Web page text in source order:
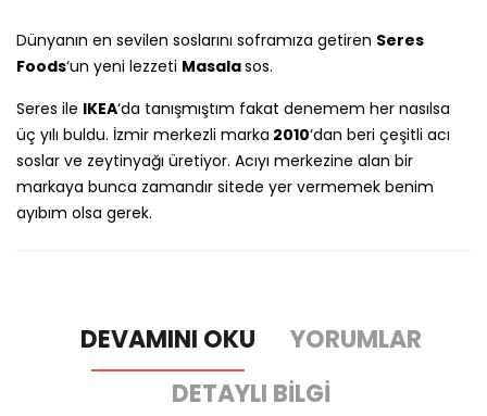
Dünyanın en sevilen soslarını soframıza getiren Seres
Foods‘un yeni lezzeti Masalasos.
Seres ile IKEA‘da tanışmıştım fakat denemem her nasılsa
üç yılı buldu. İzmir merkezli marka 2010‘dan beri çeşitli acı
soslar ve zeytinyağı üretiyor. Acıyı merkezine alan bir
markaya bunca zamandır sitede yer vermemek benim
ayıbım olsa gerek.
DEVAMINI OKU
YORUMLAR
DETAYLI BILGI